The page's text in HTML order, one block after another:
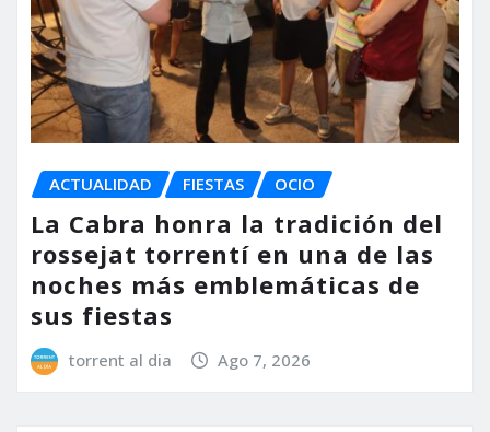
ACTUALIDAD FIESTAS OCIO
La Cabra honra la tradición del
rossejat torrentí en una de las
noches más emblemáticas de
sus fiestas
torrent al dia Ago 7, 2026